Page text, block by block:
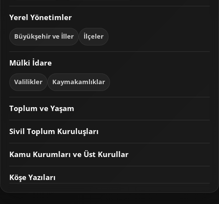
Yerel Yönetimler
Büyükşehir ve İller İlçeler
Mülki İdare
Valilikler Kaymakamlıklar
Toplum ve Yaşam
Sivil Toplum Kuruluşları
Kamu Kurumları ve Üst Kurullar
Köşe Yazıları